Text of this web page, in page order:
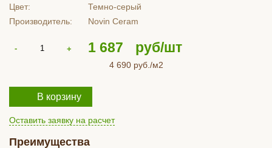
Цвет:
Темно-серый
Производитель:
Novin Ceram
1 687 руб/шт
4 690руб./м2
В корзину
Оставить заявку на расчет
Преимущества